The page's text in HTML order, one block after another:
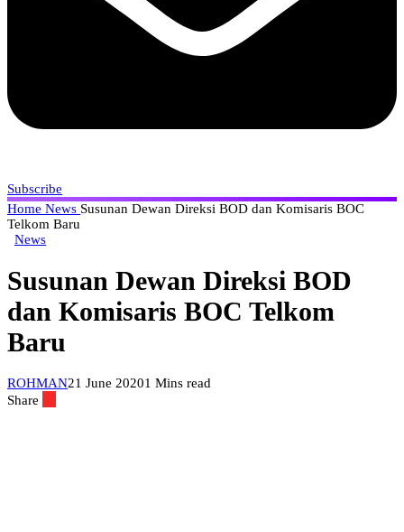
Subscribe
Home News Susunan Dewan Direksi BOD dan Komisaris BOC
Telkom Baru
News
Susunan Dewan Direksi BOD
dan Komisaris BOC Telkom
Baru
ROHMAN21 June 20201 Mins read
Share